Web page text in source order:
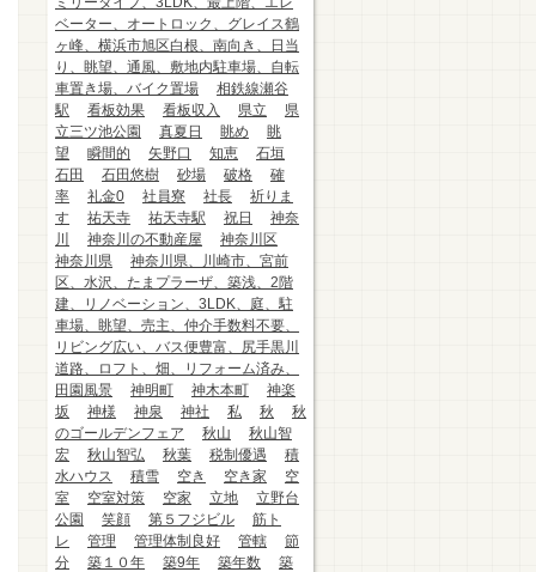
ベーター、オートロック、グレイス鶴
ヶ峰、横浜市旭区白根、南向き、日当
り、眺望、通風、敷地内駐車場、自転
車置き場、バイク置場
相鉄線瀬谷
駅
看板効果 看板収入 県立
県
立三ツ池公園
真夏日 眺め
眺
望
瞬間的 矢野口 知恵
石垣
石田
石田悠樹 砂場 破格
確
率
礼金0 社員寮 社長
祈りま
す
祐天寺 祐天寺駅 祝日
神奈
川
神奈川の不動産屋
神奈川区
神奈川県
神奈川県、川崎市、宮前
区、水沢、たまプラーザ、築浅、2階
建、リノベーション、3LDK、庭、駐
車場、眺望、売主、仲介手数料不要、
リビング広い、バス便豊富、尻手黒川
道路、ロフト、畑、リフォーム済み、
田園風景
神明町 神木本町
神楽
坂
神様 神泉 神社 私 秋
秋
のゴールデンフェア
秋山
秋山智
宏
秋山智弘 秋葉 税制優遇
積
水ハウス
積雪 空き 空き家
空
室
空室対策 空家 立地
立野台
公園
笑顔 第５フジビル
筋ト
レ
管理 管理体制良好 管轄
節
分
築１０年 築9年 築年数
築